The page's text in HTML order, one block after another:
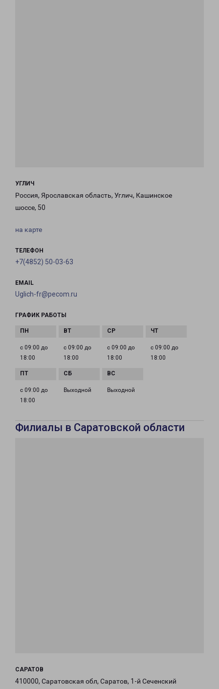
УГЛИЧ
Россия, Ярославская область, Углич, Кашинское
шоссе, 50
на карте
ТЕЛЕФОН
+7(4852) 50-03-63
EMAIL
Uglich-fr@pecom.ru
ГРАФИК РАБОТЫ
с 09:00 до
18:00
с 09:00 до
18:00
с 09:00 до
18:00
с 09:00 до
18:00
с 09:00 до
18:00
Выходной Выходной
Филиалы в Саратовской области
САРАТОВ
410000, Саратовская обл, Саратов, 1-й Сеченский